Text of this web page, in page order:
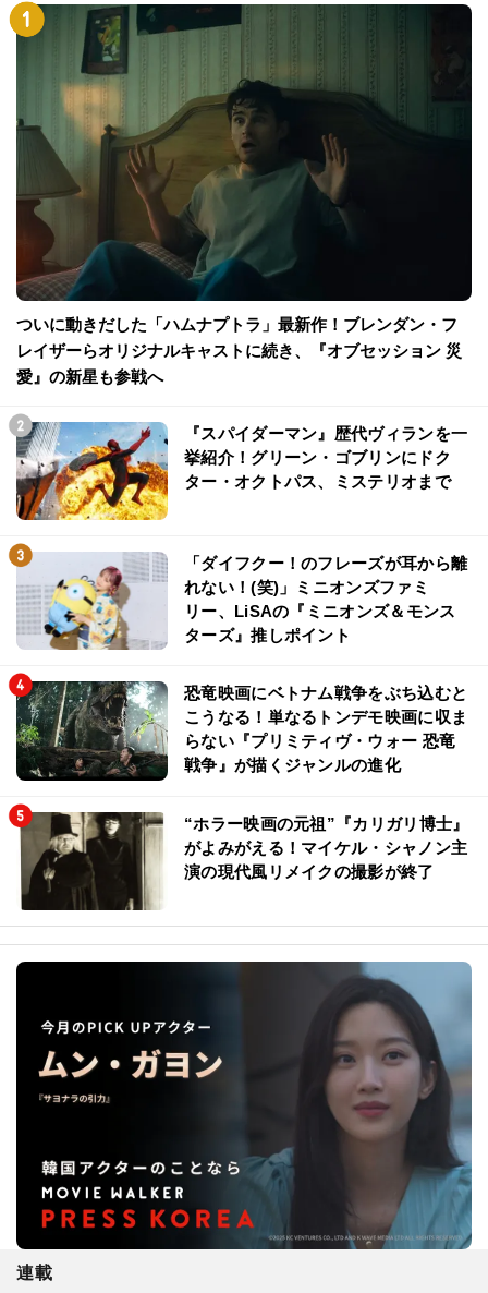
ついに動きだした「ハムナプトラ」最新作！ブレンダン・フ
レイザーらオリジナルキャストに続き、『オブセッション 災
愛』の新星も参戦へ
『スパイダーマン』歴代ヴィランを一
挙紹介！グリーン・ゴブリンにドク
ター・オクトパス、ミステリオまで
「ダイフクー！のフレーズが耳から離
れない！(笑)」ミニオンズファミ
リー、LiSAの『ミニオンズ＆モンス
ターズ』推しポイント
恐竜映画にベトナム戦争をぶち込むと
こうなる！単なるトンデモ映画に収ま
らない『プリミティヴ・ウォー 恐竜
戦争』が描くジャンルの進化
“ホラー映画の元祖”『カリガリ博士』
がよみがえる！マイケル・シャノン主
演の現代風リメイクの撮影が終了
連載